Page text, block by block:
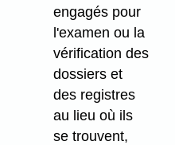
engagés pour
l'examen ou la
vérification des
dossiers et
des registres
au lieu où ils
se trouvent,